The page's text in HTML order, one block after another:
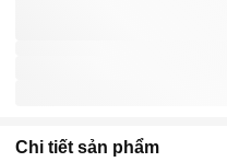
Chi tiết sản phẩm